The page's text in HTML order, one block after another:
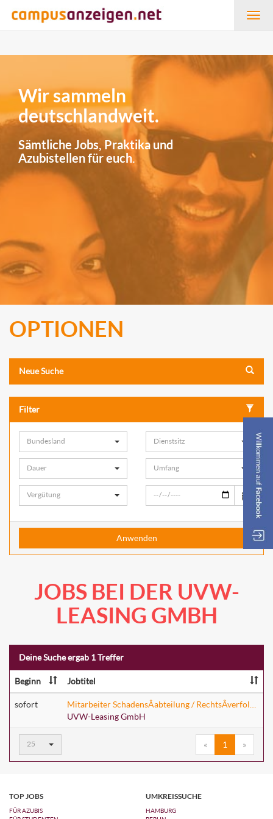
Wir sammeln
deutschlandweit.
Sämtliche Jobs, Praktika und
Azubistellen für euch.
OPTIONEN
Neue Suche
Filter
Bundesland Dienstsitz
Dauer Umfang
Vergütung
Anwenden
JOBS BEI DER UVW-
LEASING GMBH
Deine Suche ergab 1 Treffer
Beginn Jobtitel
sofort
UVW-Leasing GmbH
Ergebnisse
Seite:
25 « 1 »
TOP JOBS
FÜR AZUBIS
UMKREISSUCHE
HAMBURG